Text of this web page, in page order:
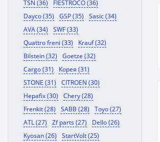
TSN (36)
FIESTROCO (36)
Dayco (35)
GSP (35)
Sasic (34)
AVA (34)
SWF (33)
Quattro freni (33)
Krauf (32)
Bilstein (32)
Goetze (32)
Cargo (31)
Корея (31)
STONE (31)
CITROEN (30)
Hepafix (30)
Chery (28)
Frenkit (28)
SABB (28)
Toyo (27)
ATL (27)
Zf parts (27)
Dello (26)
Kyosan (26)
StartVolt (25)